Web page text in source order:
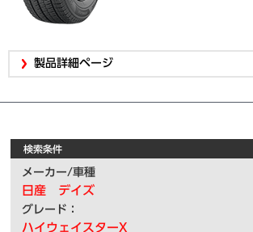
製品詳細ページ
検索条件
メーカー/車種
日産 デイズ
グレード：
ハイウェイスターX